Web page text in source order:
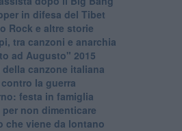
in difesa del Tibet
Rock e altre storie
tra canzoni e anarchia
ad Augusto" 2015
canzone italiana
la guerra
festa in famiglia
non dimenticare
che viene da lontano